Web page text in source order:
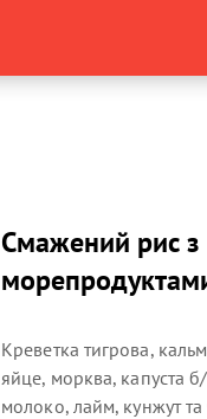
Смажений рис з
Креветка тигрова,
яйце, морква, капуста
молоко, лайм, кунжут